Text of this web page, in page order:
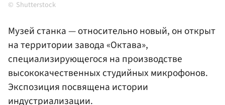
Shutterstock
Музей станка — относительно новый, он открыт
на территории завода «Октава»,
специализирующегося на производстве
высококачественных студийных микрофонов.
Экспозиция посвящена истории
индустриализации.